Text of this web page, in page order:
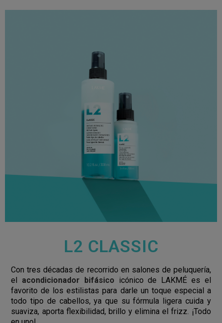
L2 CLASSIC
Con tres décadas de recorrido en salones de peluquería,
el
acondicionador bifásico icónico de LAKMÉ es el
favorito de los estilistas para darle un toque especial a
todo tipo de cabellos, ya que su fórmula ligera cuida y
suaviza, aporta flexibilidad, brillo y elimina el frizz. ¡Todo